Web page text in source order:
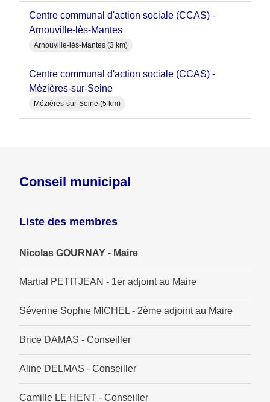
Centre communal d'action sociale (CCAS) -
Arnouville-lès-Mantes
Arnouville-lès-Mantes (3 km)
Centre communal d'action sociale (CCAS) -
Mézières-sur-Seine
Mézières-sur-Seine (5 km)
Conseil municipal
Liste des membres
Nicolas GOURNAY - Maire
Martial PETITJEAN - 1er adjoint au Maire
Séverine Sophie MICHEL - 2ème adjoint au Maire
Brice DAMAS - Conseiller
Aline DELMAS - Conseiller
Camille LE HENT - Conseiller